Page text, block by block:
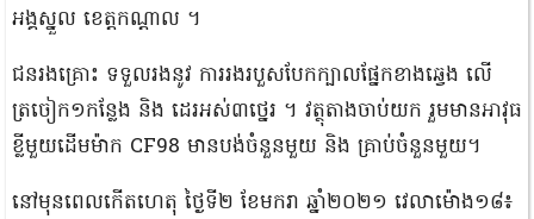
អង្គស្នួល ខេត្តកណ្តាល ។
​ជនរងគ្រោះ ទទួលរង​នូវ ការរង​របួស​បែកក្បាល​ផ្នែក​ខាងឆ្វេង លើ​
ត្រចៀក​១​កន្លែង និង ដេរ​អស់​៣​ថ្នេរ ។ វត្ថុតាង​ចាប់យក រួមមាន​អាវុធ
ខ្លី​មួយ​ដើម​ម៉ាក CF98 មាន​បង់​ចំនួន​មួយ និង គ្រាប់​ចំនួន​មួយ​។​
​នៅ​មុនពេល​កើតហេតុ ថ្ងៃទី​២ ខែមករា ឆ្នាំ​២០២១ វេលា​ម៉ោង​១៨៖